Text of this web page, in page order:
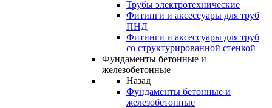
Трубы электротехнические
Фитинги и аксессуары для труб
ПНД
Фитинги и аксессуары для труб
со структурированной стенкой
Фундаменты бетонные и
железобетонные
Назад
Фундаменты бетонные и
железобетонные